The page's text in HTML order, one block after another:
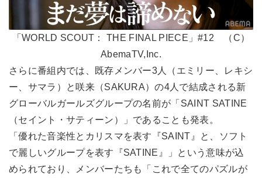
「WORLD SCOUT： THE FINAL PIECE」#12 （C）
AbemaTV,Inc.
さらに番組内では、既存メンバー3人（エミリー、レキシ
ー、サマラ）と咲来（SAKURA）の4人で結成される新
グローバルガールズグループの名前が「SAINT SATINE
（セイント・サティーン）」であることも発表。
「優れた音楽性とカリスマを表す『SAINT』と、ソフト
で麗しいグループを表す『SATINE』」という意味が込
められており、メンバーたちも「これで全てのパズルが